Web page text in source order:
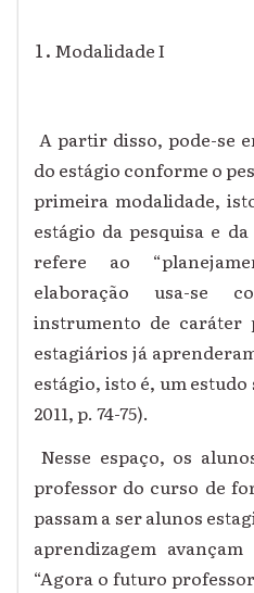
Modalidade I
A partir disso, pode-se
do estágio conforme o
primeira modalidade,
estágio da pesquisa e
refere ao
elaboração usa-se
instrumento de caráter
estagiários já
estágio, isto é, um
2011, p. 74-75).
Nesse espaço, os
professor do curso de
passam a ser alunos
aprendizagem
“Agora o futuro